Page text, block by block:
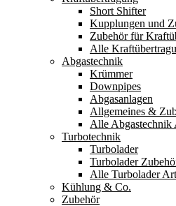
Short Shifter
Kupplungen und
Zubehör für
Alle
Abgastechnik
Krümmer
Downpipes
Abgasanlagen
Allgemeines &
Alle Abgastechnik
Turbotechnik
Turbolader
Turbolader
Alle Turbolader
Kühlung & Co.
Zubehör